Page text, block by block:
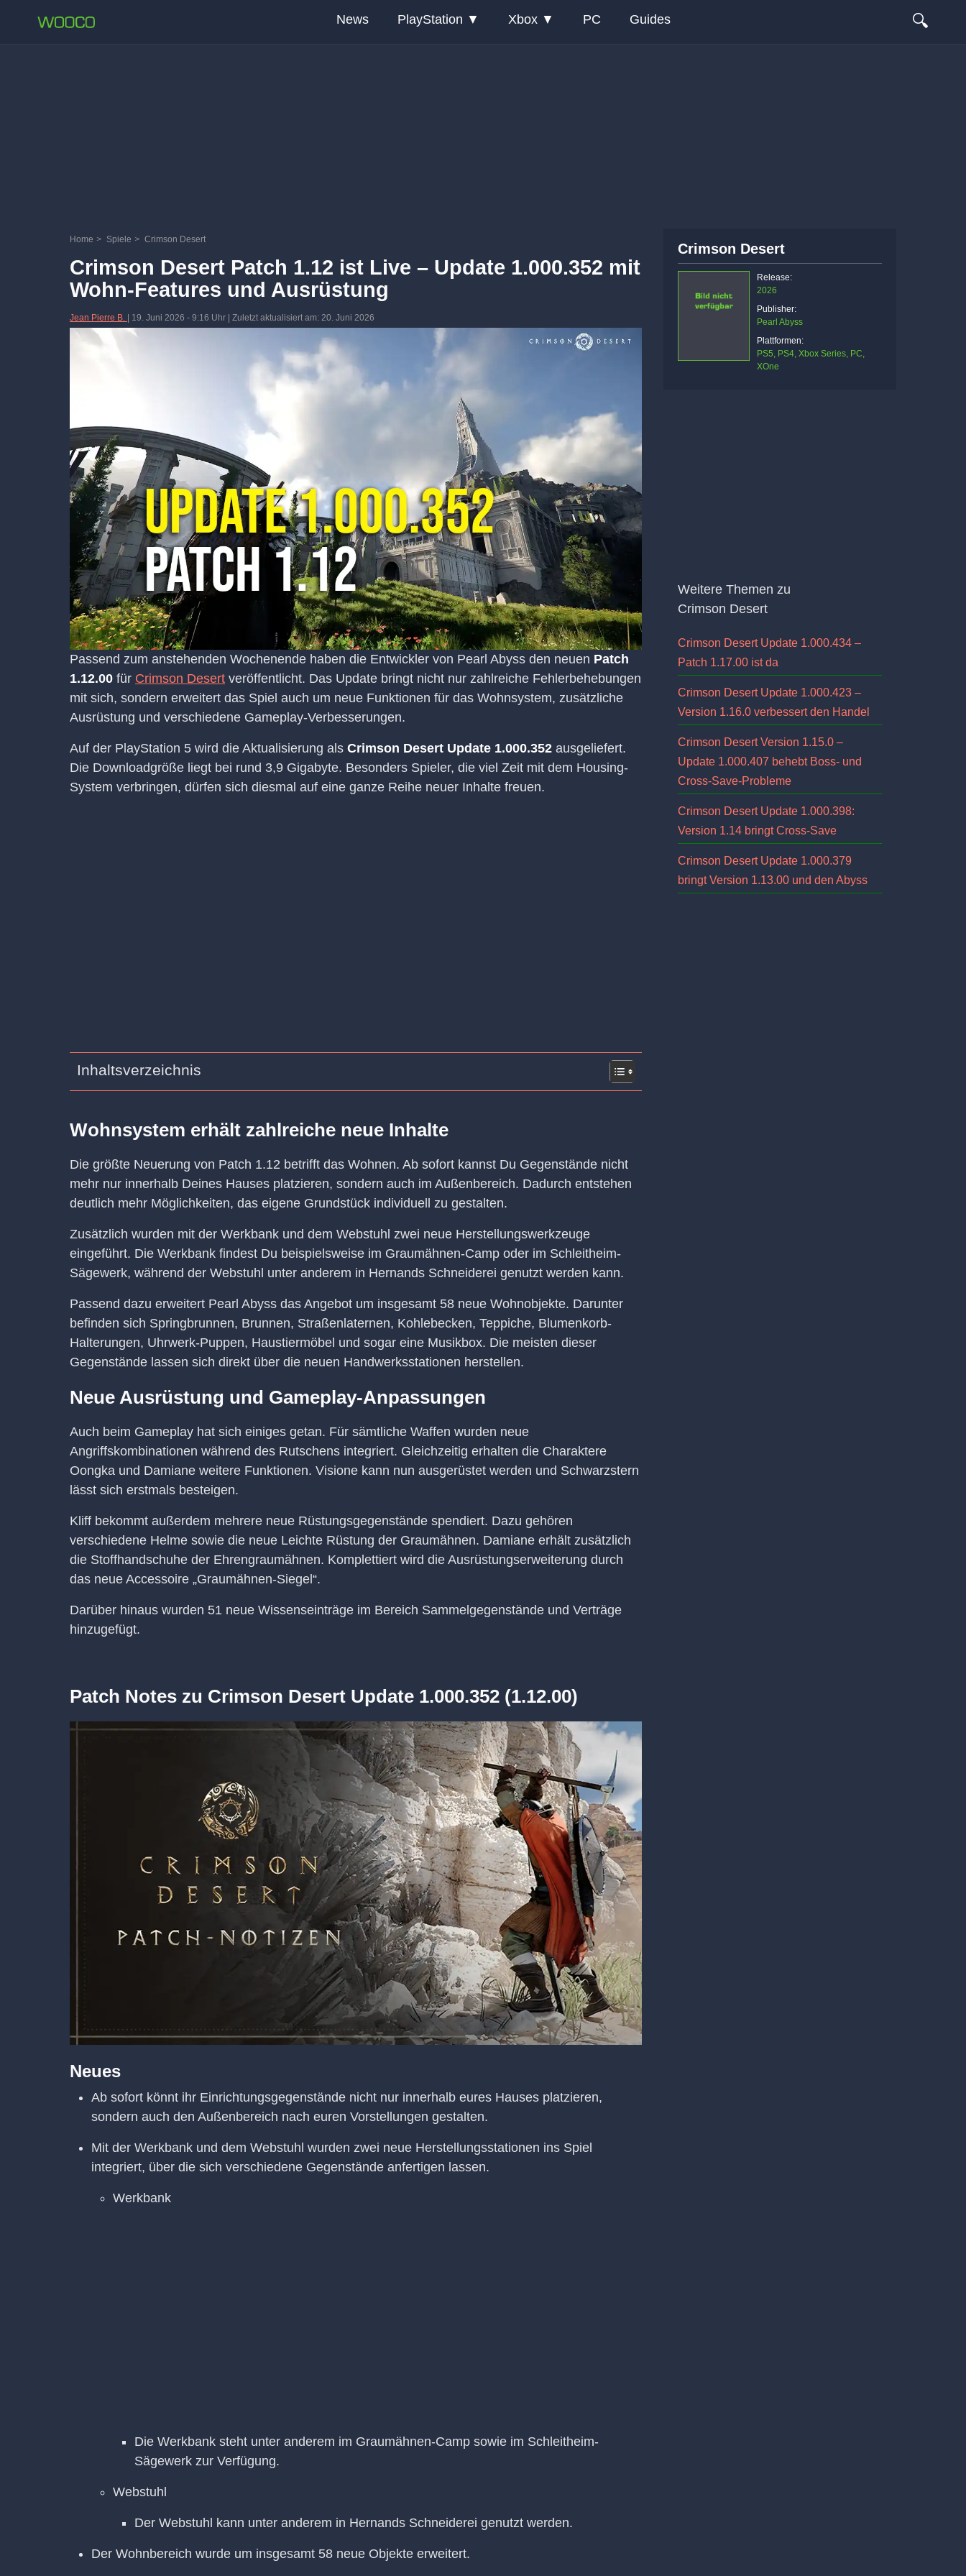
News PlayStation Xbox PC Guides 🔍
Home > Spiele > Crimson Desert
Crimson Desert Patch 1.12 ist Live – Update 1.000.352 mit
Wohn-Features und Ausrüstung
Jean Pierre B. 19. Juni 2026 - 9:16 Uhr | Zuletzt aktualisiert am: 20. Juni 2026
Passend zum anstehenden Wochenende haben die Entwickler von Pearl Abyss den neuen Patch
1.12.00 für Crimson Desert veröffentlicht. Das Update bringt nicht nur zahlreiche Fehlerbehebungen
mit sich, sondern erweitert das Spiel auch um neue Funktionen für das Wohnsystem, zusätzliche
Ausrüstung und verschiedene Gameplay-Verbesserungen.
Auf der PlayStation 5 wird die Aktualisierung als Crimson Desert Update 1.000.352 ausgeliefert.
Die Downloadgröße liegt bei rund 3,9 Gigabyte. Besonders Spieler, die viel Zeit mit dem Housing-
System verbringen, dürfen sich diesmal auf eine ganze Reihe neuer Inhalte freuen.
Inhaltsverzeichnis
Wohnsystem erhält zahlreiche neue Inhalte
Die größte Neuerung von Patch 1.12 betrifft das Wohnen. Ab sofort kannst Du Gegenstände nicht
mehr nur innerhalb Deines Hauses platzieren, sondern auch im Außenbereich. Dadurch entstehen
deutlich mehr Möglichkeiten, das eigene Grundstück individuell zu gestalten.
Zusätzlich wurden mit der Werkbank und dem Webstuhl zwei neue Herstellungswerkzeuge
eingeführt. Die Werkbank findest Du beispielsweise im Graumähnen-Camp oder im Schleitheim-
Sägewerk, während der Webstuhl unter anderem in Hernands Schneiderei genutzt werden kann.
Passend dazu erweitert Pearl Abyss das Angebot um insgesamt 58 neue Wohnobjekte. Darunter
befinden sich Springbrunnen, Brunnen, Straßenlaternen, Kohlebecken, Teppiche, Blumenkorb-
Halterungen, Uhrwerk-Puppen, Haustiermöbel und sogar eine Musikbox. Die meisten dieser
Gegenstände lassen sich direkt über die neuen Handwerksstationen herstellen.
Neue Ausrüstung und Gameplay-Anpassungen
Auch beim Gameplay hat sich einiges getan. Für sämtliche Waffen wurden neue
Angriffskombinationen während des Rutschens integriert. Gleichzeitig erhalten die Charaktere
Oongka und Damiane weitere Funktionen. Visione kann nun ausgerüstet werden und Schwarzstern
lässt sich erstmals besteigen.
Kliff bekommt außerdem mehrere neue Rüstungsgegenstände spendiert. Dazu gehören
verschiedene Helme sowie die neue Leichte Rüstung der Graumähnen. Damiane erhält zusätzlich
die Stoffhandschuhe der Ehrengraumähnen. Komplettiert wird die Ausrüstungserweiterung durch
das neue Accessoire „Graumähnen-Siegel“.
Darüber hinaus wurden 51 neue Wissenseinträge im Bereich Sammelgegenstände und Verträge
hinzugefügt.
Patch Notes zu Crimson Desert Update 1.000.352 (1.12.00)
Neues
Ab sofort könnt ihr Einrichtungsgegenstände nicht nur innerhalb eures Hauses platzieren,
sondern auch den Außenbereich nach euren Vorstellungen gestalten.
Mit der Werkbank und dem Webstuhl wurden zwei neue Herstellungsstationen ins Spiel
integriert, über die sich verschiedene Gegenstände anfertigen lassen.
Werkbank
Die Werkbank steht unter anderem im Graumähnen-Camp sowie im Schleitheim-
Sägewerk zur Verfügung.
Webstuhl
Der Webstuhl kann unter anderem in Hernands Schneiderei genutzt werden.
Der Wohnbereich wurde um insgesamt 58 neue Objekte erweitert.
Crimson Desert
Release:
2026
Publisher:
Pearl Abyss
Plattformen:
PS5, PS4, Xbox Series, PC,
XOne
Weitere Themen zu
Crimson Desert
Crimson Desert Update 1.000.434 –
Patch 1.17.00 ist da
Crimson Desert Update 1.000.423 –
Version 1.16.0 verbessert den Handel
Crimson Desert Version 1.15.0 –
Update 1.000.407 behebt Boss- und
Cross-Save-Probleme
Crimson Desert Update 1.000.398:
Version 1.14 bringt Cross-Save
Crimson Desert Update 1.000.379
bringt Version 1.13.00 und den Abyss